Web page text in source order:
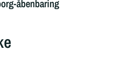
åbenbaring